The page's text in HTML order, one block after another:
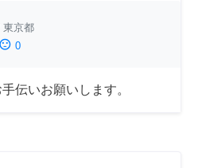
東京都
sentiment_dissatisfied 0
伝いお願いします。